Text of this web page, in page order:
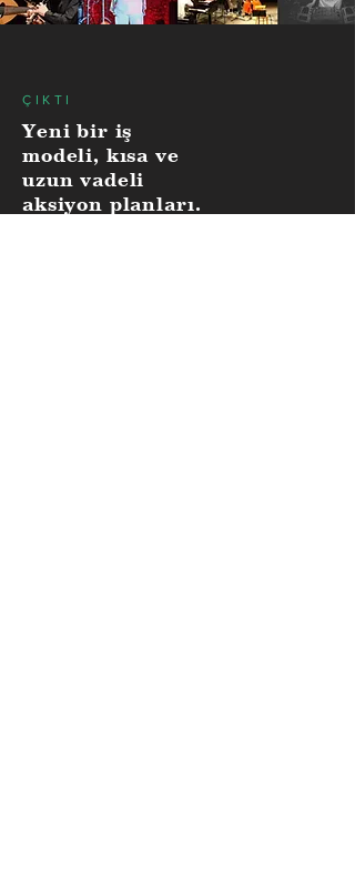
ÇIKTI
Yeni bir iş
modeli, kısa ve
uzun vadeli
aksiyon planları.